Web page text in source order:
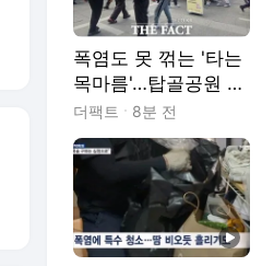
폭염도 못 꺾는 '타는
목마름'…탑골공원 아
리수 냉장고 가보니
더팩트 8분 전